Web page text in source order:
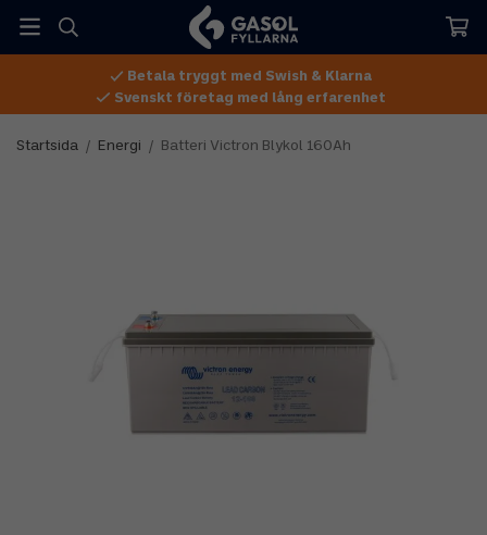
Betala tryggt med Swish & Klarna
Svenskt företag med lång erfarenhet
Startsida / Energi / Batteri Victron Blykol 160Ah